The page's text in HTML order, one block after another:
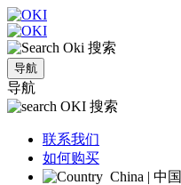
搜索
导航
导航
搜索
联系我们
如何购买
China | 中国